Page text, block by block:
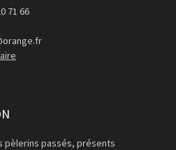
71 66
pèlerins passés, présents